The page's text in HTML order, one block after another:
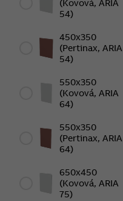
(kovová, ARIA
54)
450x350
(Pertinax, ARIA
54)
550x350
(kovová, ARIA
64)
550x350
(Pertinax, ARIA
64)
650x450
(kovová, ARIA
75)